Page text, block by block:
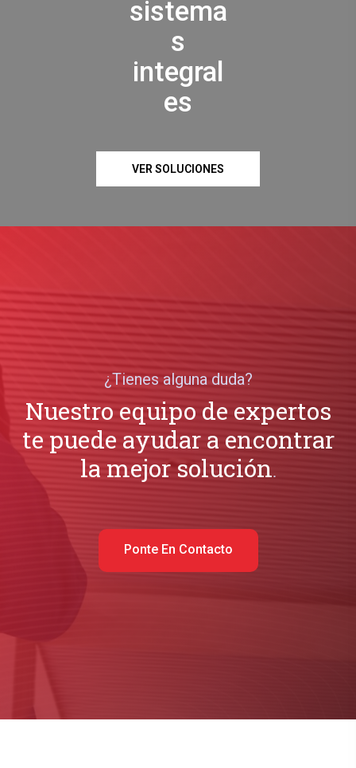
sistema
s
integral
es
VER SOLUCIONES
¿Tienes alguna duda?
Nuestro equipo de expertos
te puede ayudar a encontrar
la mejor solución.
Ponte En Contacto